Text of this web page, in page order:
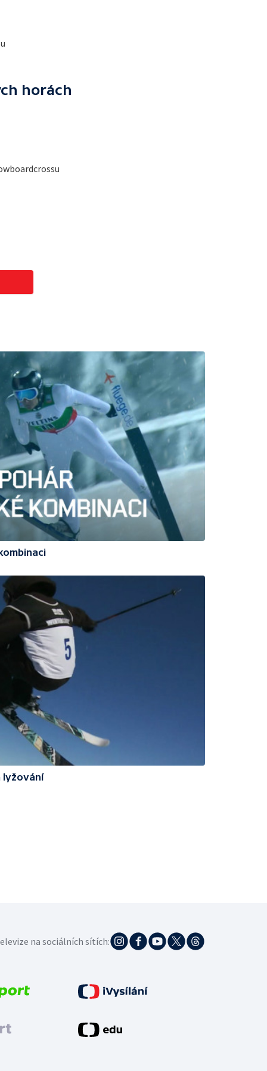
horách
lyžování
na sociálních sítích: